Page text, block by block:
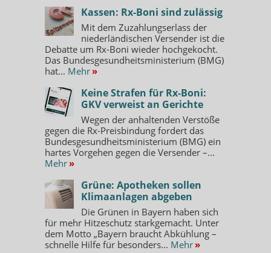
Kassen: Rx-Boni sind zulässig
Mit dem Zuzahlungserlass der
niederländischen Versender ist die
Debatte um Rx-Boni wieder hochgekocht.
Das Bundesgesundheitsministerium (BMG)
hat... Mehr »
Keine Strafen für Rx-Boni:
GKV verweist an Gerichte
Wegen der anhaltenden Verstöße
gegen die Rx-Preisbindung fordert das
Bundesgesundheitsministerium (BMG) ein
hartes Vorgehen gegen die Versender –...
Mehr »
Grüne: Apotheken sollen
Klimaanlagen abgeben
Die Grünen in Bayern haben sich
für mehr Hitzeschutz starkgemacht. Unter
dem Motto „Bayern braucht Abkühlung –
schnelle Hilfe für besonders... Mehr »